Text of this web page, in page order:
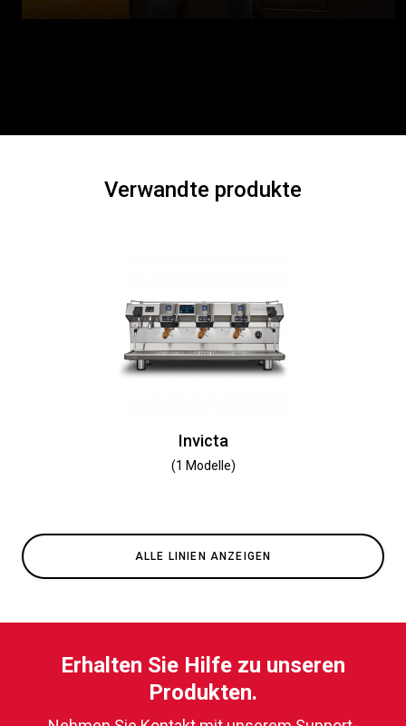
Verwandte produkte
Invicta
(1 Modelle)
ALLE LINIEN ANZEIGEN
Erhalten Sie Hilfe zu unseren
Produkten.